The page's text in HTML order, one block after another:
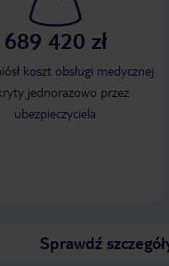
689 420 zł
koszt obsługi medycznej
jednorazowo przez
ubezpieczyciela
Sprawdź